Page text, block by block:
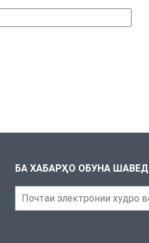
БА ХАБАРҲО ОБУНА ШАВЕД